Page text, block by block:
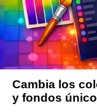
Cambia los
y fondos